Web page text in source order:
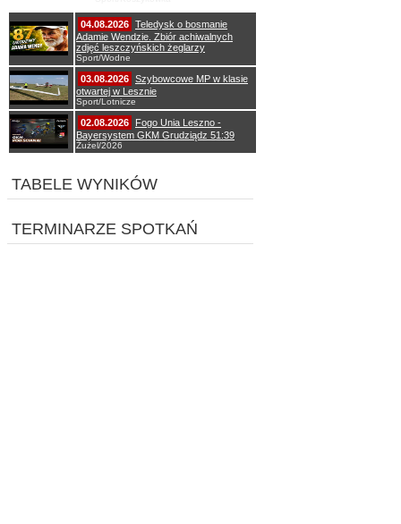
04.08.2026 Teledysk o bosmanie
Adamie Wendzie. Zbiór achiwalnych
zdjęć leszczyńskich żeglarzy
Sport/Wodne
03.08.2026 Szybowcowe MP w klasie
otwartej w Lesznie
Sport/Lotnicze
02.08.2026
Fogo Unia Leszno -
Bayersystem GKM Grudziądz 51:39
Żużel/2026
TABELE WYNIKÓW
TERMINARZE SPOTKAŃ